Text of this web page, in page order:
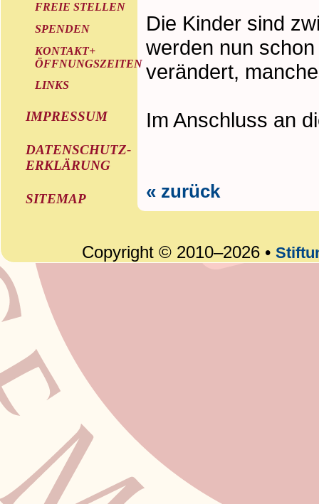
FREIE STELLEN
SPENDEN
KONTAKT+
ÖFFNUNGSZEITEN
LINKS
IMPRESSUM
DATENSCHUTZ-
ERKLÄRUNG
SITEMAP
Die Kinder sind
werden nun
verändert,
Im Anschluss an
« zurück
Copyright © 2010–2026 •